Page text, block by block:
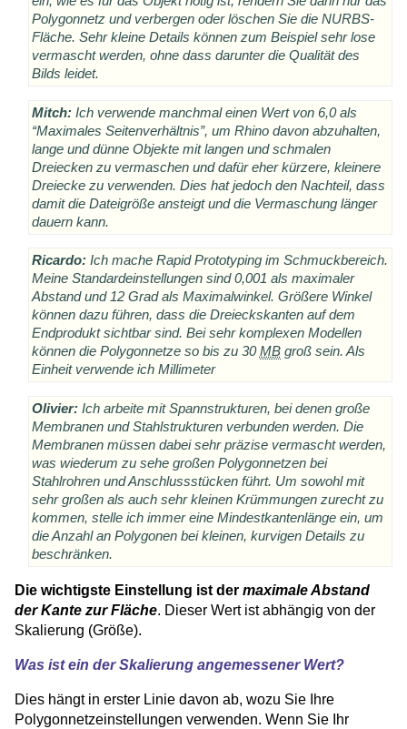
Polygonnetz und verbergen oder löschen Sie die NURBS-
Fläche. Sehr kleine Details können zum Beispiel sehr lose
vermascht werden, ohne dass darunter die Qualität des
Bilds leidet.
Mitch:Ich verwende manchmal einen Wert von 6,0 als
“Maximales Seitenverhältnis”, um Rhino davon abzuhalten,
lange und dünne Objekte mit langen und schmalen
Dreiecken zu vermaschen und dafür eher kürzere, kleinere
Dreiecke zu verwenden. Dies hat jedoch den Nachteil, dass
damit die Dateigröße ansteigt und die Vermaschung länger
dauern kann.
Ricardo:Ich mache Rapid Prototyping im Schmuckbereich.
Meine Standardeinstellungen sind 0,001 als maximaler
Abstand und 12 Grad als Maximalwinkel. Größere Winkel
können dazu führen, dass die Dreieckskanten auf dem
Endprodukt sichtbar sind. Bei sehr komplexen Modellen
können die Polygonnetze so bis zu 30MBgroß sein. Als
Einheit verwende ich Millimeter
Olivier:Ich arbeite mit Spannstrukturen, bei denen große
Membranen und Stahlstrukturen verbunden werden. Die
Membranen müssen dabei sehr präzise vermascht werden,
was wiederum zu sehe großen Polygonnetzen bei
Stahlrohren und Anschlussstücken führt. Um sowohl mit
sehr großen als auch sehr kleinen Krümmungen zurecht zu
kommen, stelle ich immer eine Mindestkantenlänge ein, um
die Anzahl an Polygonen bei kleinen, kurvigen Details zu
beschränken.
Die wichtigste Einstellung ist der maximale Abstand
der Kante zur Fläche. Dieser Wert ist abhängig von der
Skalierung (Größe).
Was ist ein der Skalierung angemessener Wert?
Dies hängt in erster Linie davon ab, wozu Sie Ihre
Polygonnetzeinstellungen verwenden. Wenn Sie Ihr